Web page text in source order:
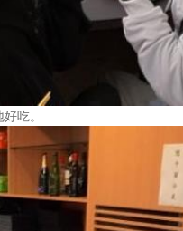
吃。